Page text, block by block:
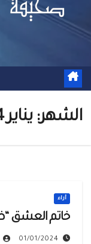
الشهر:يناير 2024
أراء
خاتم العشق “ضياء ابو معارج الدراجي”
01/01/2024